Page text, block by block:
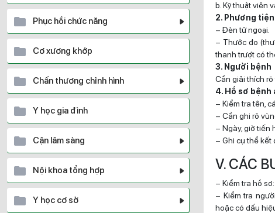
Phục hồi chức năng
Cơ xương khớp
Chấn thương chỉnh hình
Y học gia đình
Cận lâm sàng
Nội khoa tổng hợp
Y học cơ sở
b. Kỹ thuật viên
2. Phương tiện
– Đèn tử ngoại.
– Thước đo
thanh trượt có
3. Người bệnh
Cần giải thích
4. Hồ sơ bệnh
– Kiểm tra tên,
– Cần ghi rõ
– Ngày, giờ tiến
– Ghi cụ thể kết
V. CÁC
– Kiểm tra hồ
– Kiểm tra
hoặc có dấu